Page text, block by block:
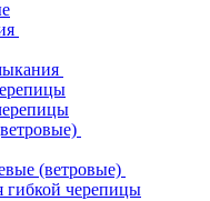
(ветровые)
гибкой черепицы